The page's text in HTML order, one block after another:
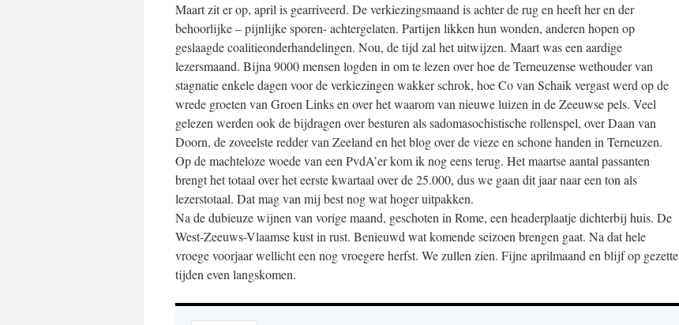
Maart zit er op, april is gearriveerd. De verkiezingsmaand is achter de rug en heeft her en der
behoorlijke – pijnlijke sporen- achtergelaten. Partijen likken hun wonden, anderen hopen op
geslaagde coalitieonderhandelingen. Nou, de tijd zal het uitwijzen. Maart was een aardige
lezersmaand. Bijna 9000 mensen logden in om te lezen over hoe de Terneuzense wethouder van
stagnatie enkele dagen voor de verkiezingen wakker schrok, hoe Co van Schaik vergast werd op de
wrede groeten van Groen Links en over het waarom van nieuwe luizen in de Zeeuwse pels. Veel
gelezen werden ook de bijdragen over besturen als sadomasochistische rollenspel, over Daan van
Doorn, de zoveelste redder van Zeeland en het blog over de vieze en schone handen in Terneuzen.
Op de machteloze woede van een PvdA’er kom ik nog eens terug. Het maartse aantal passanten
brengt het totaal over het eerste kwartaal over de 25.000, dus we gaan dit jaar naar een ton als
lezerstotaal. Dat mag van mij best nog wat hoger uitpakken.
Na de dubieuze wijnen van vorige maand, geschoten in Rome, een headerplaatje dichterbij huis. De
West-Zeeuws-Vlaamse kust in rust. Benieuwd wat komende seizoen brengen gaat. Na dat hele
vroege voorjaar wellicht een nog vroegere herfst. We zullen zien. Fijne aprilmaand en blijf op gezette
tijden even langskomen.